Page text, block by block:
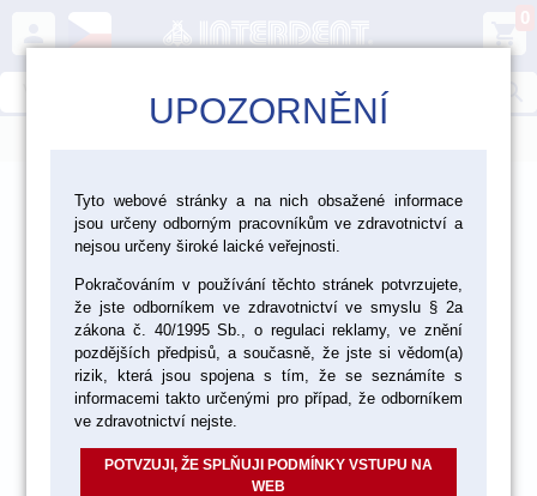
person shopping_cart
0
> Laboratoř > Modelování >
Ostatní materiály pro modelování > Distanční laky
UPOZORNĚNÍ
Tyto webové stránky a na nich obsažené informace
jsou určeny odborným pracovníkům ve zdravotnictví a
nejsou určeny široké laické veřejnosti.
Pokračováním v používání těchto stránek potvrzujete,
že jste odborníkem ve zdravotnictví ve smyslu § 2a
zákona č. 40/1995 Sb., o regulaci reklamy, ve znění
pozdějších předpisů, a současně, že jste si vědom(a)
rizik, která jsou spojena s tím, že se seznámíte s
informacemi takto určenými pro případ, že odborníkem
ve zdravotnictví nejste.
POTVZUJI, ŽE SPLŇUJI PODMÍNKY VSTUPU NA
WEB